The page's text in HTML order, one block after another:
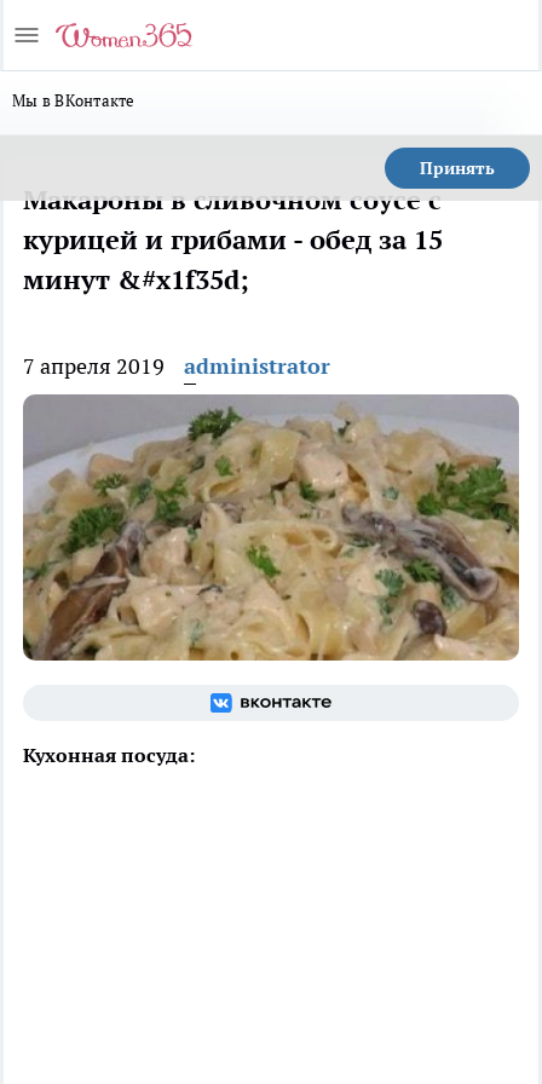
Мы в ВКонтакте
Принять
Макароны в сливочном соусе с
курицей и грибами - обед за 15
минут &#x1f35d;
7 апреля 2019 administrator
Кухонная посуда: